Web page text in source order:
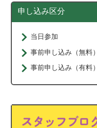
申し込み区分
当日参加
事前申し込み（無料）
事前申し込み（有料）